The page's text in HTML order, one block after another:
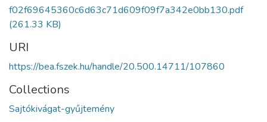
f02f69645360c6d63c71d609f09f7a342e0bb130.pdf
(261.33 KB)
URI
https://bea.fszek.hu/handle/20.500.14711/107860
Collections
Sajtókivágat-gyűjtemény